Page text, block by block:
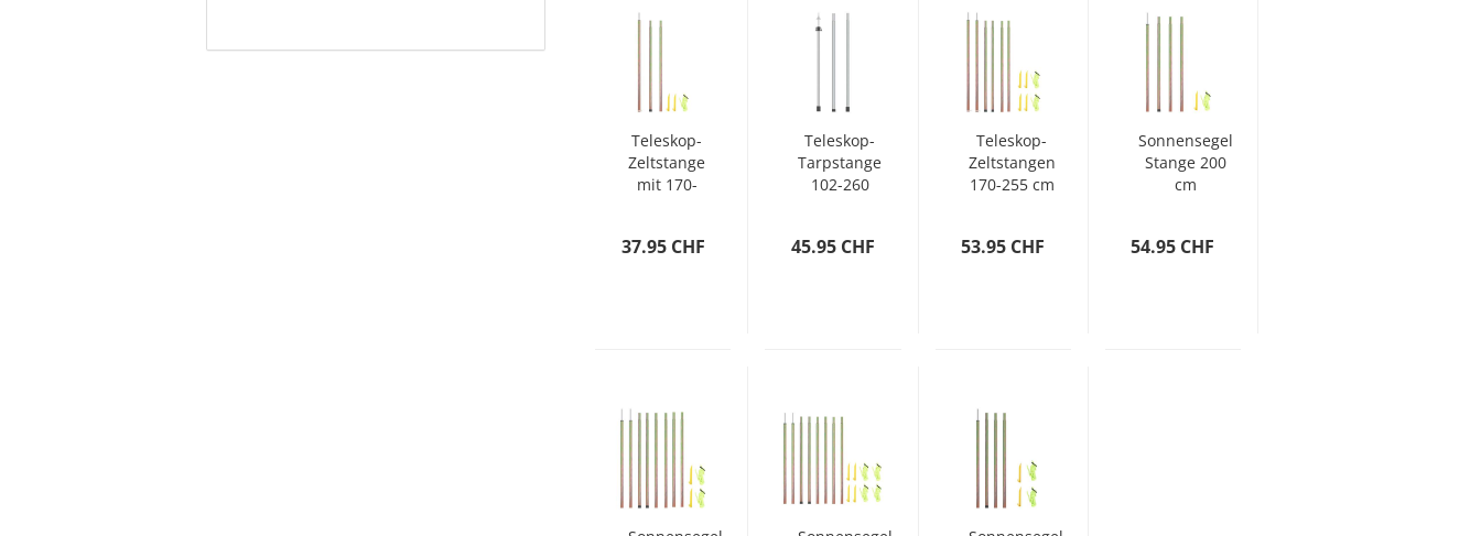
Teleskop-
Zeltstange
mit 170-
Verzinkter
37.95 CHF
Teleskop-
Tarpstange
102-260
45.95 CHF
Teleskop-
Zeltstangen
170-255 cm
Stahl
53.95 CHF
Sonnensegel
Stange 200
cm
54.95 CHF